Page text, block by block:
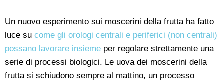
Un nuovo esperimento sui moscerini della frutta ha fatto
luce su come gli orologi centrali e periferici (non centrali)
possano lavorare insieme per regolare strettamente una
serie di processi biologici. Le uova dei moscerini della
frutta si schiudono sempre al mattino, un processo